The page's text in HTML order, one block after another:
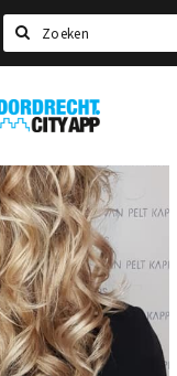
Zoeken
Dordrecht
City